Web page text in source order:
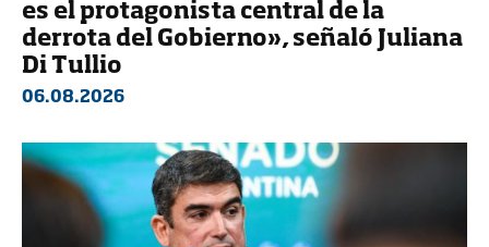
es el protagonista central de la
derrota del Gobierno», señaló Juliana
Di Tullio
06.08.2026